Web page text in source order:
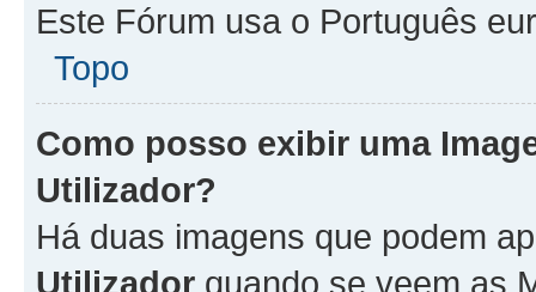
Este Fórum usa o Português
Topo
Como posso exibir uma
Utilizador?
Há duas imagens que podem
Utilizador quando se veem as